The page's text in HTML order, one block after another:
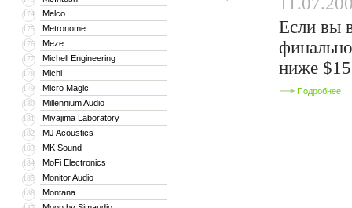
174 Melco
175 Metronome
176 Meze
177 Michell Engineering
178 Michi
179 Micro Magic
180 Millennium Audio
181 Miyajima Laboratory
182 MJ Acoustics
183 MK Sound
184 MoFi Electronics
185 Monitor Audio
186 Montana
Если вы
ниже $15
Подробнее